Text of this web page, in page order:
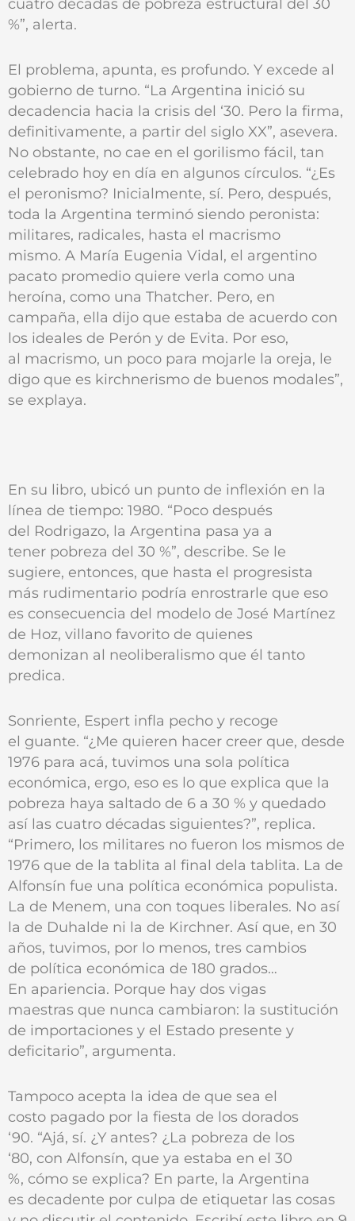
cuatro décadas de pobreza estructural del 30
%”, alerta.
El problema, apunta, es profundo. Y excede al
gobierno de turno. “La Argentina inició su
decadencia hacia la crisis del ‘30. Pero la firma,
definitivamente, a partir del siglo XX”, asevera.
No obstante, no cae en el gorilismo fácil, tan
celebrado hoy en día en algunos círculos. “¿Es
el peronismo? Inicialmente, sí. Pero, después,
toda la Argentina terminó siendo peronista:
militares, radicales, hasta el macrismo
mismo. A María Eugenia Vidal, el argentino
pacato promedio quiere verla como una
heroína, como una Thatcher. Pero, en
campaña, ella dijo que estaba de acuerdo con
los ideales de Perón y de Evita. Por eso,
al macrismo, un poco para mojarle la oreja, le
digo que es kirchnerismo de buenos modales”,
se explaya.
En su libro, ubicó un punto de inflexión en la
línea de tiempo: 1980. “Poco después
del Rodrigazo, la Argentina pasa ya a
tener pobreza del 30 %”, describe. Se le
sugiere, entonces, que hasta el progresista
más rudimentario podría enrostrarle que eso
es consecuencia del modelo de José Martínez
de Hoz, villano favorito de quienes
demonizan al neoliberalismo que él tanto
predica.
Sonriente, Espert infla pecho y recoge
el guante. “¿Me quieren hacer creer que, desde
1976 para acá, tuvimos una sola política
económica, ergo, eso es lo que explica que la
pobreza haya saltado de 6 a 30 % y quedado
así las cuatro décadas siguientes?”, replica.
“Primero, los militares no fueron los mismos de
1976 que de la tablita al final dela tablita. La de
Alfonsín fue una política económica populista.
La de Menem, una con toques liberales. No así
la de Duhalde ni la de Kirchner. Así que, en 30
años, tuvimos, por lo menos, tres cambios
de política económica de 180 grados…
En apariencia. Porque hay dos vigas
maestras que nunca cambiaron: la sustitución
de importaciones y el Estado presente y
deficitario”, argumenta.
Tampoco acepta la idea de que sea el
costo pagado por la fiesta de los dorados
‘90. “Ajá, sí. ¿Y antes? ¿La pobreza de los
‘80, con Alfonsín, que ya estaba en el 30
%, cómo se explica? En parte, la Argentina
es decadente por culpa de etiquetar las cosas